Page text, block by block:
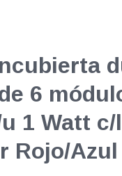
6
1 Watt c/
Rojo/Azul